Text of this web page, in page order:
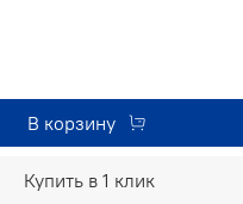
В корзину
Купить в 1 клик